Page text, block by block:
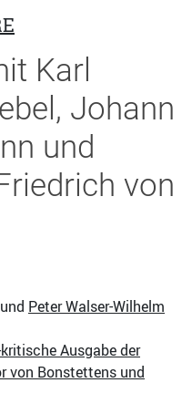
Karl
Johann
und
von
Peter Walser-Wilhelm
Ausgabe der
von Bonstettens und